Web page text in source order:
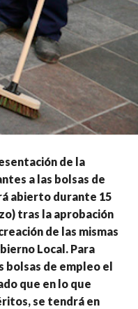
de la
a las bolsas de
abierto durante 15
tras la aprobación
de las mismas
Local. Para
de empleo el
que en lo que
se tendrá en